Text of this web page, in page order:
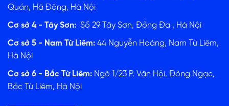
Quán, Hà Đông, Hà Nội
Cơ sở 4 - Tây Sơn: Số 29 Tây Sơn, Đống Đa , Hà Nội
Cơ sở 5 - Nam Từ Liêm: 44 Nguyễn Hoàng, Nam Từ Liêm,
Hà Nội
Cơ sở 6 - Bắc Từ Liêm: Ngõ 1/23 P. Văn Hội, Đông Ngạc,
Bắc Từ Liêm, Hà Nội